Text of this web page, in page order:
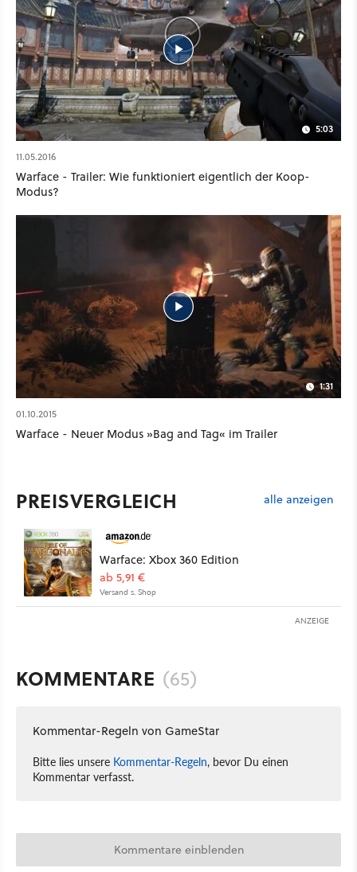
5:03
11.05.2016
Warface - Trailer: Wie funktioniert eigentlich der Koop-
Modus?
1:31
01.10.2015
Warface - Neuer Modus »Bag and Tag« im Trailer
PREISVERGLEICH alle anzeigen
Warface: Xbox 360 Edition
ab 5,91 €
Versand s. Shop
ANZEIGE
KOMMENTARE (65)
Kommentar-Regeln von GameStar
Bitte lies unsere Kommentar-Regeln, bevor Du einen
Kommentar verfasst.
Kommentare einblenden